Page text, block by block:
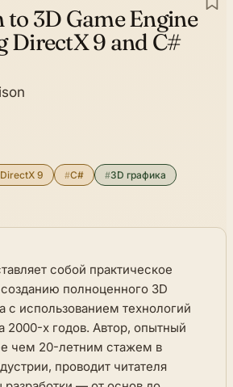
3D Game Engine
DirectX 9 and C#
DirectX 9 #C# #3D графика
собой практическое
полноценного 3D
с использованием технологий
2000-х годов. Автор, опытный
чем 20-летним стажем в
проводит читателя